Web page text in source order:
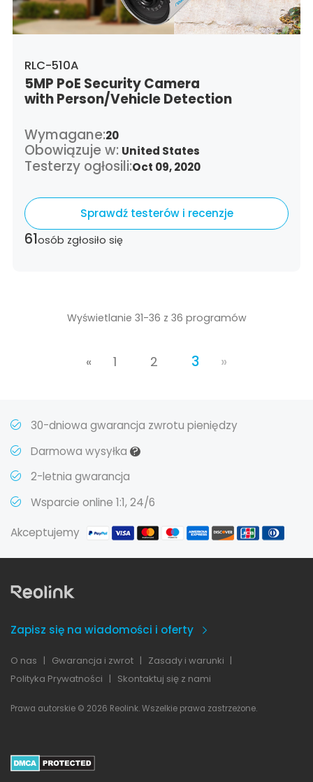
RLC-510A
5MP PoE Security Camera
with Person/Vehicle Detection
Wymagane:20
Obowiązuje w: United States
Testerzy ogłosili:Oct 09, 2020
Sprawdź testerów i recenzje
61osób zgłosiło się
Wyświetlanie 31-36 z 36 programów
« 1 2 3 »
30-dniowa gwarancja zwrotu pieniędzy
Darmowa wysyłka ?
2-letnia gwarancja
Wsparcie online 1:1, 24/6
Akceptujemy
Zapisz się na wiadomości i oferty
O nas | Gwarancja i zwrot | Zasady i warunki |
Polityka Prywatności | Skontaktuj się z nami
Prawa autorskie © 2026 Reolink. Wszelkie prawa zastrzeżone.